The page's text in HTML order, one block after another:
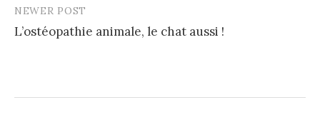
NEWER POST
L’ostéopathie animale, le chat aussi !